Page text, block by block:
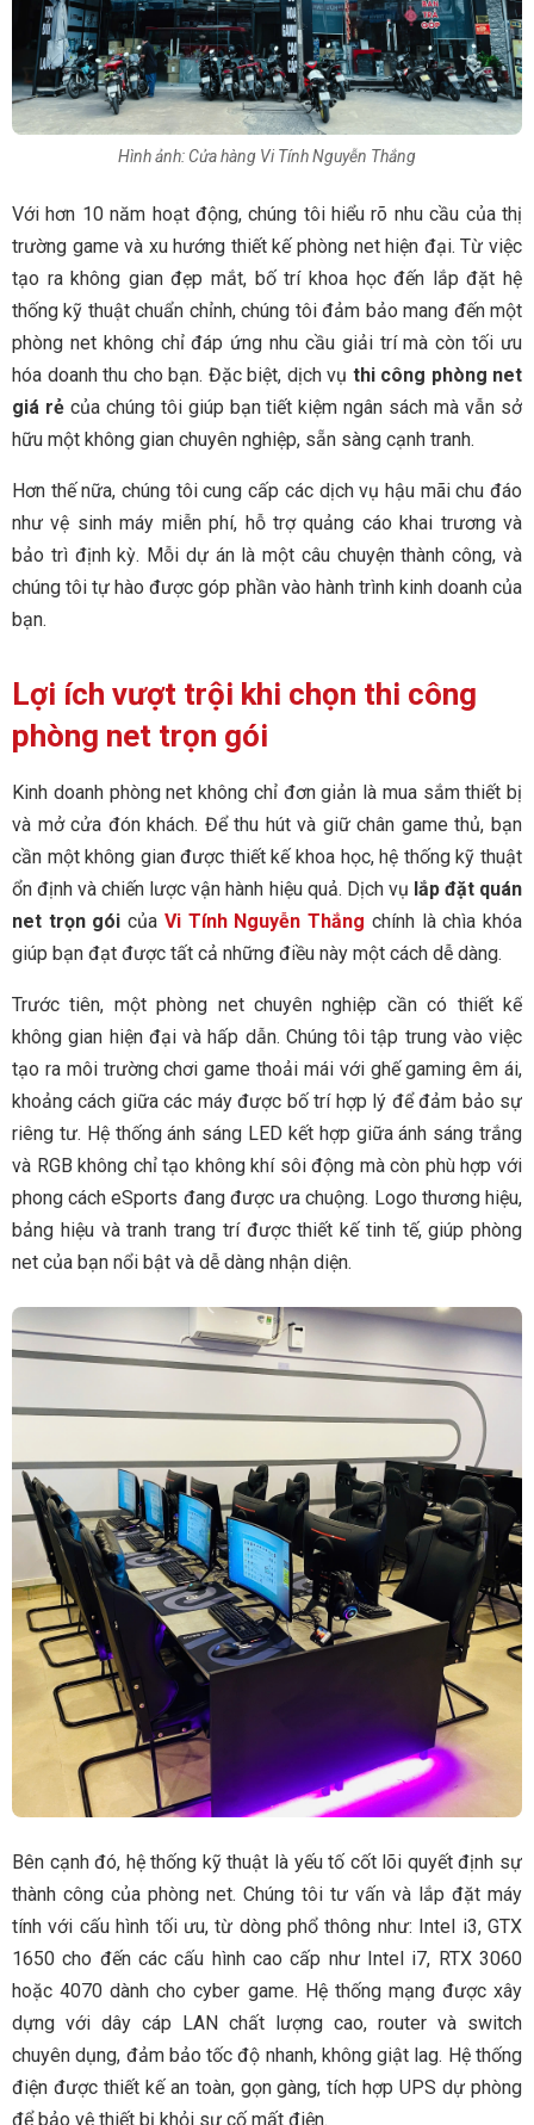
Hình ảnh: Cửa hàng Vi Tính Nguyễn Thắng
Với hơn 10 năm hoạt động, chúng tôi hiểu rõ nhu cầu của thị
trường game và xu hướng thiết kế phòng net hiện đại. Từ việc
tạo ra không gian đẹp mắt, bố trí khoa học đến lắp đặt hệ
thống kỹ thuật chuẩn chỉnh, chúng tôi đảm bảo mang đến một
phòng net không chỉ đáp ứng nhu cầu giải trí mà còn tối ưu
hóa doanh thu cho bạn. Đặc biệt, dịch vụ thi công phòng net
giá rẻcủa chúng tôi giúp bạn tiết kiệm ngân sách mà vẫn sở
hữu một không gian chuyên nghiệp, sẵn sàng cạnh tranh.
Hơn thế nữa, chúng tôi cung cấp các dịch vụ hậu mãi chu đáo
như vệ sinh máy miễn phí, hỗ trợ quảng cáo khai trương và
bảo trì định kỳ. Mỗi dự án là một câu chuyện thành công, và
chúng tôi tự hào được góp phần vào hành trình kinh doanh của
bạn.
Lợi ích vượt trội khi chọn thi công
phòng net trọn gói
Kinh doanh phòng net không chỉ đơn giản là mua sắm thiết bị
và mở cửa đón khách. Để thu hút và giữ chân game thủ, bạn
cần một không gian được thiết kế khoa học, hệ thống kỹ thuật
ổn định và chiến lược vận hành hiệu quả. Dịch vụ lắp đặt quán
net trọn gói của Vi Tính Nguyễn Thắng chính là chìa khóa
giúp bạn đạt được tất cả những điều này một cách dễ dàng.
Trước tiên, một phòng net chuyên nghiệp cần có thiết kế
không gian hiện đại và hấp dẫn. Chúng tôi tập trung vào việc
tạo ra môi trường chơi game thoải mái với ghế gaming êm ái,
khoảng cách giữa các máy được bố trí hợp lý để đảm bảo sự
riêng tư. Hệ thống ánh sáng LED kết hợp giữa ánh sáng trắng
và RGB không chỉ tạo không khí sôi động mà còn phù hợp với
phong cách eSports đang được ưa chuộng. Logo thương hiệu,
bảng hiệu và tranh trang trí được thiết kế tinh tế, giúp phòng
net của bạn nổi bật và dễ dàng nhận diện.
Bên cạnh đó, hệ thống kỹ thuật là yếu tố cốt lõi quyết định sự
thành công của phòng net. Chúng tôi tư vấn và lắp đặt máy
tính với cấu hình tối ưu, từ dòng phổ thông như: Intel i3, GTX
1650 cho đến các cấu hình cao cấp như Intel i7, RTX 3060
hoặc 4070 dành cho cyber game. Hệ thống mạng được xây
dựng với dây cáp LAN chất lượng cao, router và switch
chuyên dụng, đảm bảo tốc độ nhanh, không giật lag. Hệ thống
điện được thiết kế an toàn, gọn gàng, tích hợp UPS dự phòng
để bảo vệ thiết bị khỏi sự cố mất điện.